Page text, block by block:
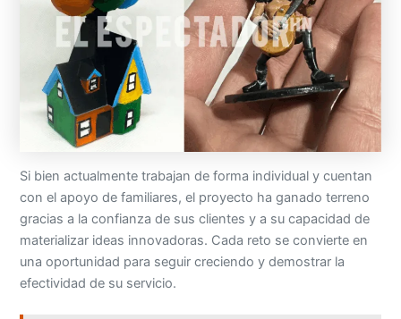
Si bien actualmente trabajan de forma individual y cuentan
con el apoyo de familiares, el proyecto ha ganado terreno
gracias a la confianza de sus clientes y a su capacidad de
materializar ideas innovadoras. Cada reto se convierte en
una oportunidad para seguir creciendo y demostrar la
efectividad de su servicio.